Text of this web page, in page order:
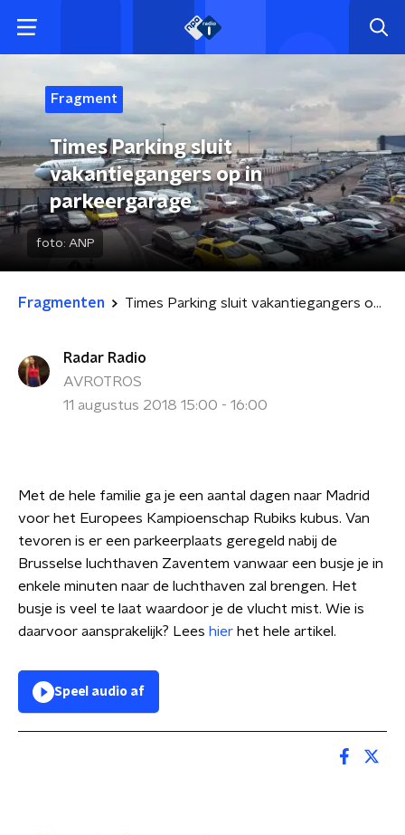
Fragment
Times Parking sluit
vakantiegangers op in
parkeergarage
foto: ANP
Fragmenten Times Parking sluit vakantiegangers op in parkeergarage
Radar Radio
AVROTROS
11 augustus 2018 15:00 - 16:00
Met de hele familie ga je een aantal dagen naar Madrid
voor het Europees Kampioenschap Rubiks kubus. Van
tevoren is er een parkeerplaats geregeld nabij de
Brusselse luchthaven Zaventem vanwaar een busje je in
enkele minuten naar de luchthaven zal brengen. Het
busje is veel te laat waardoor je de vlucht mist. Wie is
daarvoor aansprakelijk? Lees hier het hele artikel.
Speel audio af